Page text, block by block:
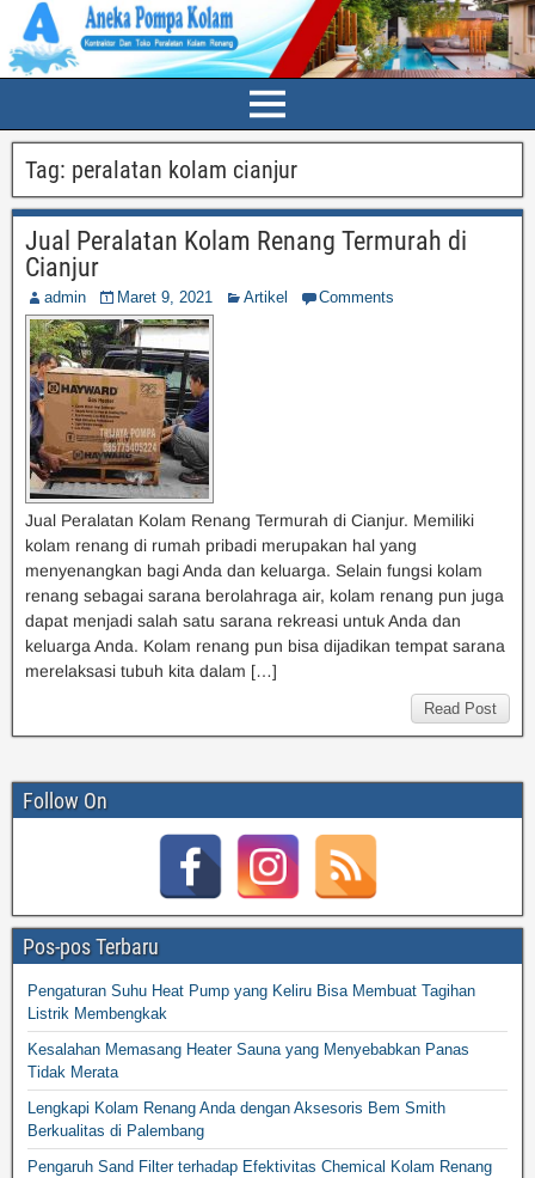
Tag: peralatan kolam cianjur
Jual Peralatan Kolam Renang Termurah di
Cianjur
admin Maret 9, 2021 Artikel Comments
Jual Peralatan Kolam Renang Termurah di Cianjur. Memiliki
kolam renang di rumah pribadi merupakan hal yang
menyenangkan bagi Anda dan keluarga. Selain fungsi kolam
renang sebagai sarana berolahraga air, kolam renang pun juga
dapat menjadi salah satu sarana rekreasi untuk Anda dan
keluarga Anda. Kolam renang pun bisa dijadikan tempat sarana
merelaksasi tubuh kita dalam […]
Read Post
Follow On
Pos-pos Terbaru
Pengaturan Suhu Heat Pump yang Keliru Bisa Membuat Tagihan
Listrik Membengkak
Kesalahan Memasang Heater Sauna yang Menyebabkan Panas
Tidak Merata
Lengkapi Kolam Renang Anda dengan Aksesoris Bem Smith
Berkualitas di Palembang
Pengaruh Sand Filter terhadap Efektivitas Chemical Kolam Renang